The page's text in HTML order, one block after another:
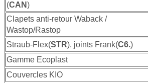
(CAN)
Clapets anti-retour Waback /
Wastop/Rastop
Straub-Flex(STR), joints Frank(C6.)
Gamme Ecoplast
Couvercles KIO